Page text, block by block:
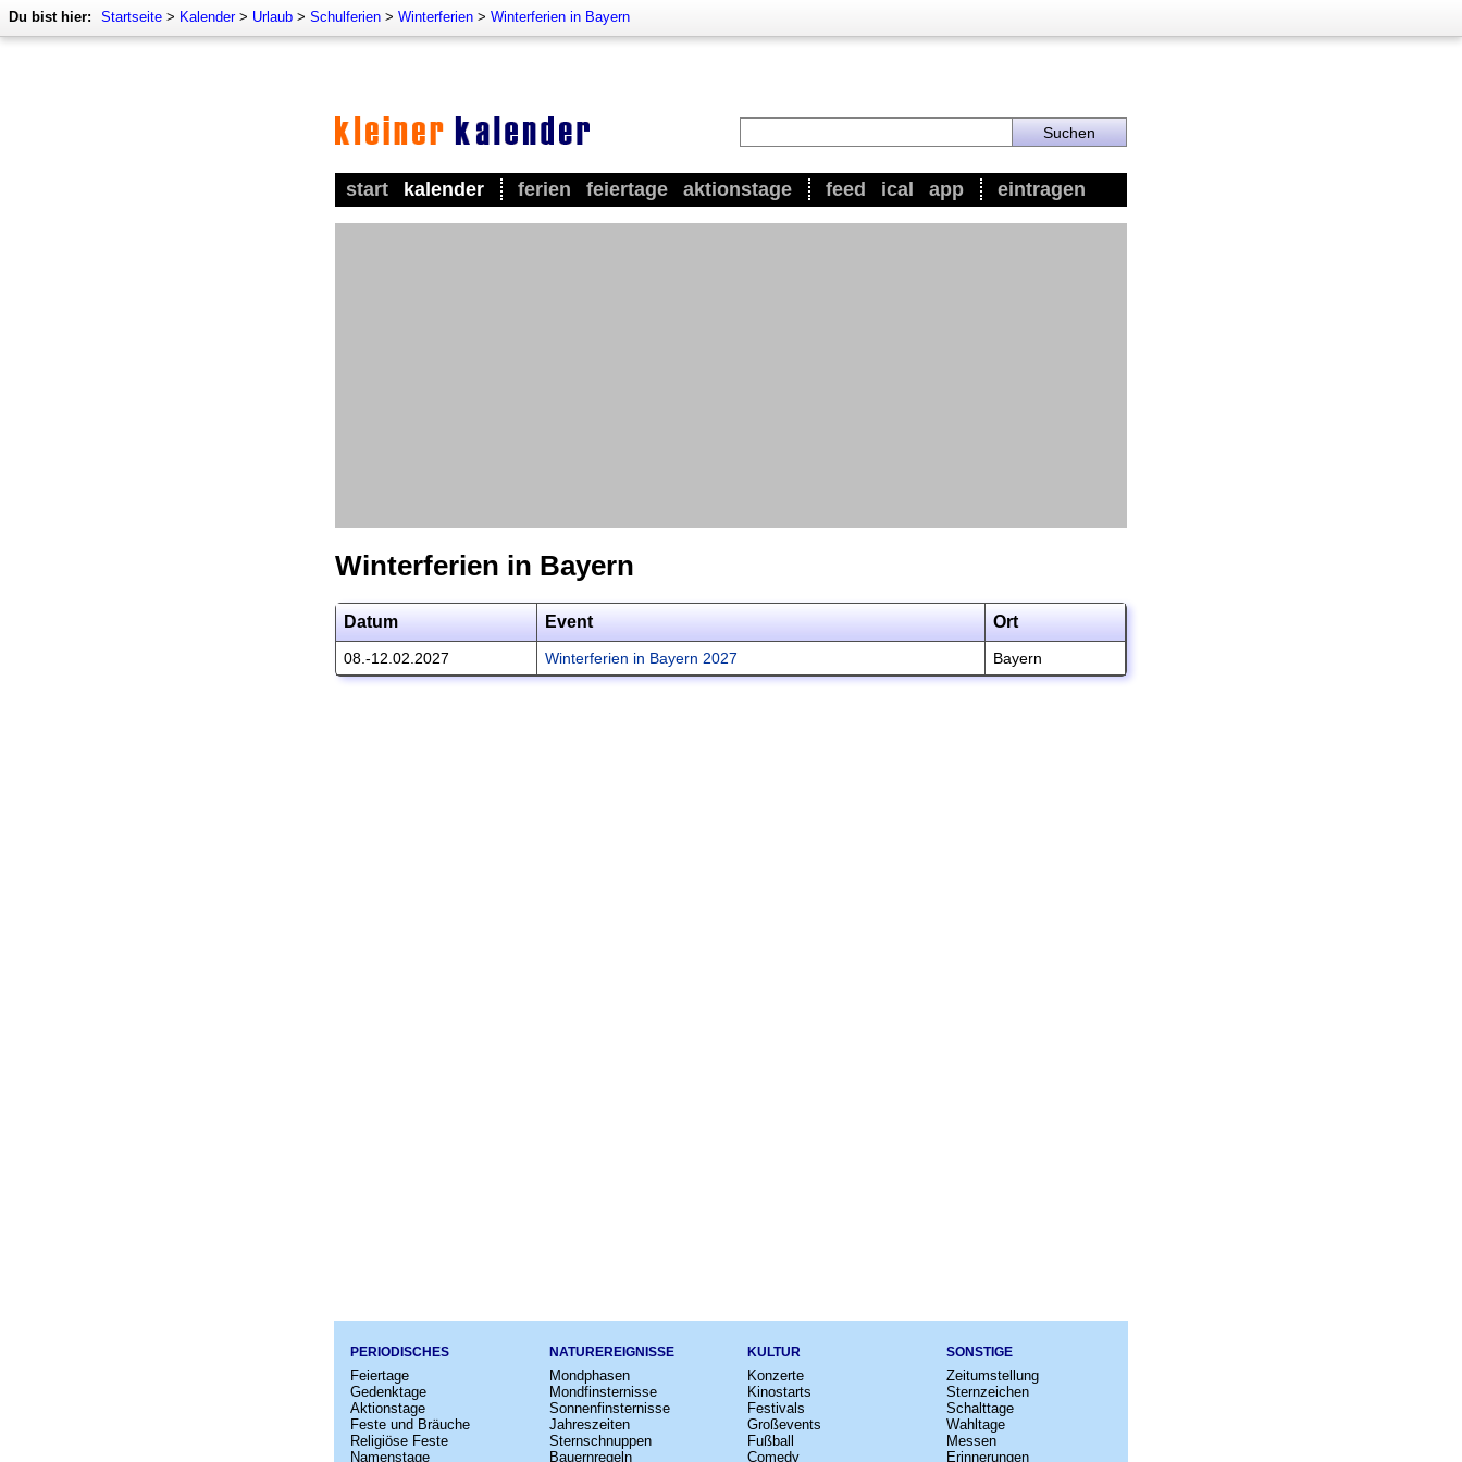
Du bist hier: Startseite > Kalender> Urlaub > Schulferien > Winterferien > Winterferien in Bayern
start kalender ferien feiertage aktionstage feed ical app eintragen
Winterferien in Bayern
Datum Event Ort
08.-12.02.2027 Winterferien in Bayern 2027 Bayern
PERIODISCHES
Feiertage
Gedenktage
Aktionstage
Feste und Bräuche
Religiöse Feste
Namenstage
NATUREREIGNISSE
Mondphasen
Mondfinsternisse
Sonnenfinsternisse
Jahreszeiten
Sternschnuppen
Bauernregeln
KULTUR
Konzerte
Kinostarts
Festivals
Großevents
Fußball
Comedy
SONSTIGE
Zeitumstellung
Sternzeichen
Schalttage
Wahltage
Messen
Erinnerungen